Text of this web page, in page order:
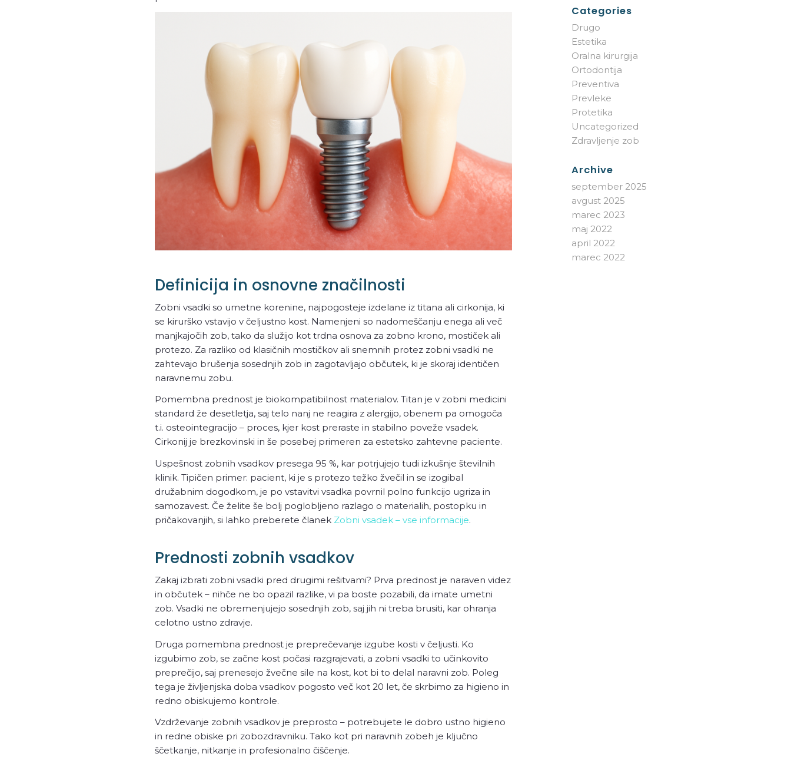
Definicija in osnovne značilnosti
Zobni vsadki so umetne korenine, najpogosteje izdelane iz titana ali cirkonija, ki
se kirurško vstavijo v čeljustno kost. Namenjeni so nadomeščanju enega ali več
manjkajočih zob, tako da služijo kot trdna osnova za zobno krono, mostiček ali
protezo. Za razliko od klasičnih mostičkov ali snemnih protez zobni vsadki ne
zahtevajo brušenja sosednjih zob in zagotavljajo občutek, ki je skoraj identičen
naravnemu zobu.
Pomembna prednost je biokompatibilnost materialov. Titan je v zobni medicini
standard že desetletja, saj telo nanj ne reagira z alergijo, obenem pa omogoča
t.i. osteointegracijo – proces, kjer kost preraste in stabilno poveže vsadek.
Cirkonij je brezkovinski in še posebej primeren za estetsko zahtevne paciente.
Uspešnost zobnih vsadkov presega 95 %, kar potrjujejo tudi izkušnje številnih
klinik. Tipičen primer: pacient, ki je s protezo težko žvečil in se izogibal
družabnim dogodkom, je po vstavitvi vsadka povrnil polno funkcijo ugriza in
samozavest. Če želite še bolj poglobljeno razlago o materialih, postopku in
pričakovanjih, si lahko preberete članek Zobni vsadek – vse informacije.
Prednosti zobnih vsadkov
Zakaj izbrati zobni vsadki pred drugimi rešitvami? Prva prednost je naraven videz
in občutek – nihče ne bo opazil razlike, vi pa boste pozabili, da imate umetni
zob. Vsadki ne obremenjujejo sosednjih zob, saj jih ni treba brusiti, kar ohranja
celotno ustno zdravje.
Druga pomembna prednost je preprečevanje izgube kosti v čeljusti. Ko
izgubimo zob, se začne kost počasi razgrajevati, a zobni vsadki to učinkovito
preprečijo, saj prenesejo žvečne sile na kost, kot bi to delal naravni zob. Poleg
tega je življenjska doba vsadkov pogosto več kot 20 let, če skrbimo za higieno in
redno obiskujemo kontrole.
Vzdrževanje zobnih vsadkov je preprosto – potrebujete le dobro ustno higieno
in redne obiske pri zobozdravniku. Tako kot pri naravnih zobeh je ključno
ščetkanje, nitkanje in profesionalno čiščenje.
Categories
Drugo
Estetika
Oralna kirurgija
Ortodontija
Preventiva
Prevleke
Protetika
Uncategorized
Zdravljenje zob
Archive
september 2025
avgust 2025
marec 2023
maj 2022
april 2022
marec 2022